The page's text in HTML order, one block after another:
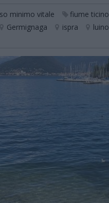
minimo vitale fiume ticino
Germignaga ispra luino